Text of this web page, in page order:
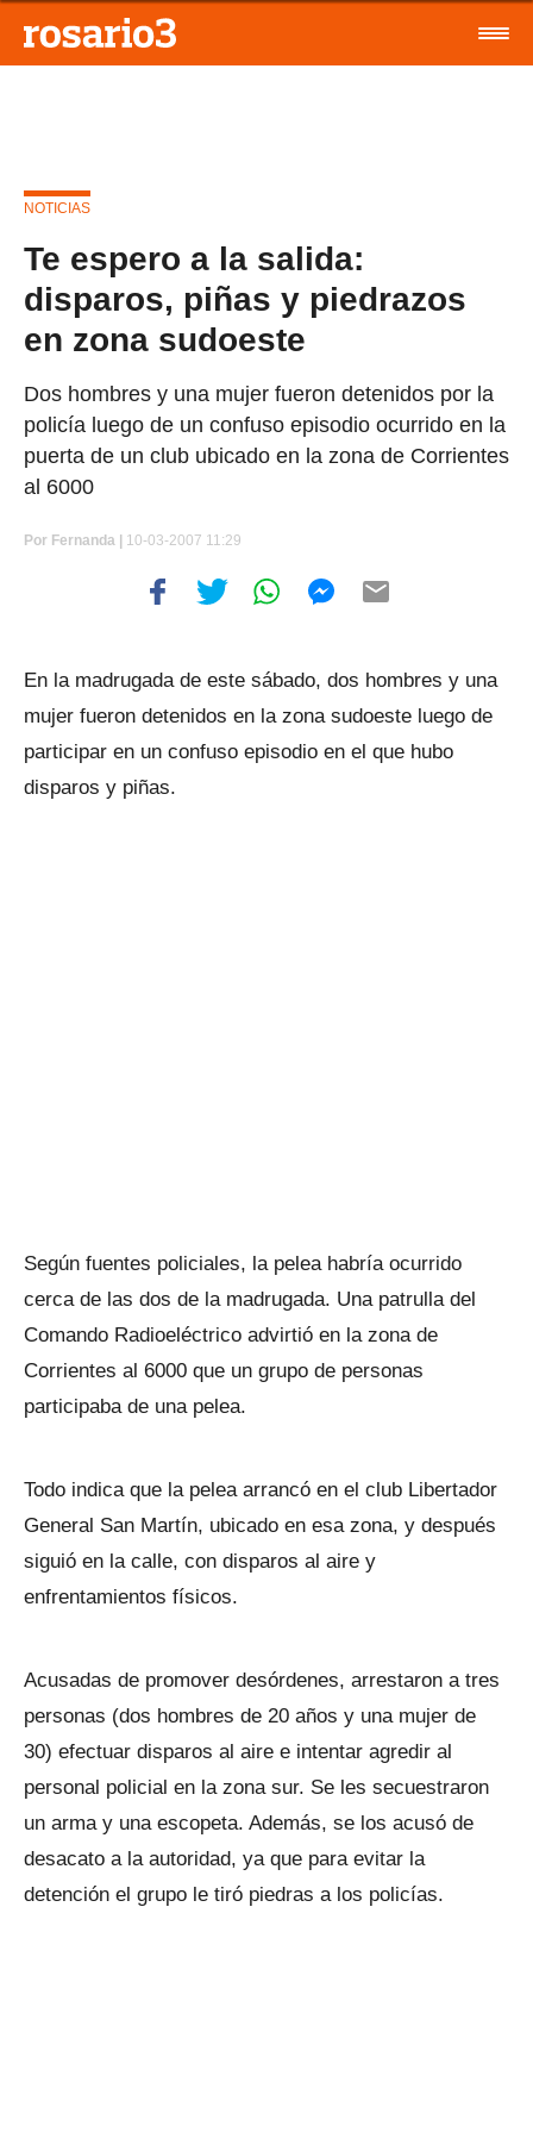
NOTICIAS
Te espero a la salida:
disparos, piñas y piedrazos
en zona sudoeste
Dos hombres y una mujer fueron detenidos por la
policía luego de un confuso episodio ocurrido en la
puerta de un club ubicado en la zona de Corrientes
al 6000
Por Fernanda | 10-03-2007 11:29
En la madrugada de este sábado, dos hombres y una
mujer fueron detenidos en la zona sudoeste luego de
participar en un confuso episodio en el que hubo
disparos y piñas.
Según fuentes policiales, la pelea habría ocurrido
cerca de las dos de la madrugada. Una patrulla del
Comando Radioeléctrico advirtió en la zona de
Corrientes al 6000 que un grupo de personas
participaba de una pelea.
Todo indica que la pelea arrancó en el club Libertador
General San Martín, ubicado en esa zona, y después
siguió en la calle, con disparos al aire y
enfrentamientos físicos.
Acusadas de promover desórdenes, arrestaron a tres
personas (dos hombres de 20 años y una mujer de
30) efectuar disparos al aire e intentar agredir al
personal policial en la zona sur. Se les secuestraron
un arma y una escopeta. Además, se los acusó de
desacato a la autoridad, ya que para evitar la
detención el grupo le tiró piedras a los policías.